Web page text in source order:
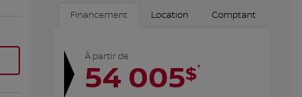
Financement Location Comptant
À partir de
54 005$*